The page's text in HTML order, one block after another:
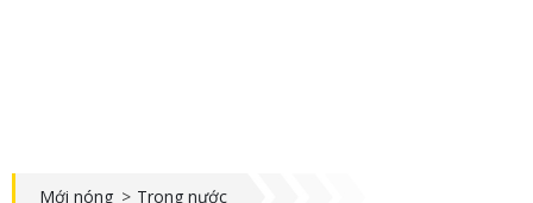
Mới nóng > Trong nước